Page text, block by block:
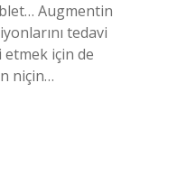
Augmentin
tedavi
etmek için de
niçin…